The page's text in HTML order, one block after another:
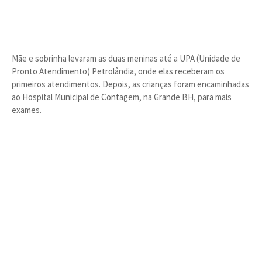
Mãe e sobrinha levaram as duas meninas até a UPA (Unidade de
Pronto Atendimento) Petrolândia, onde elas receberam os
primeiros atendimentos. Depois, as crianças foram encaminhadas
ao Hospital Municipal de Contagem, na Grande BH, para mais
exames.